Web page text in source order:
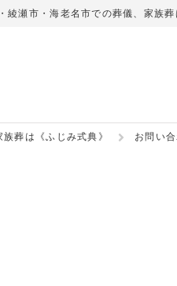
瀬市・海老名市での葬儀、家族葬
葬は《ふじみ式典》 お問い